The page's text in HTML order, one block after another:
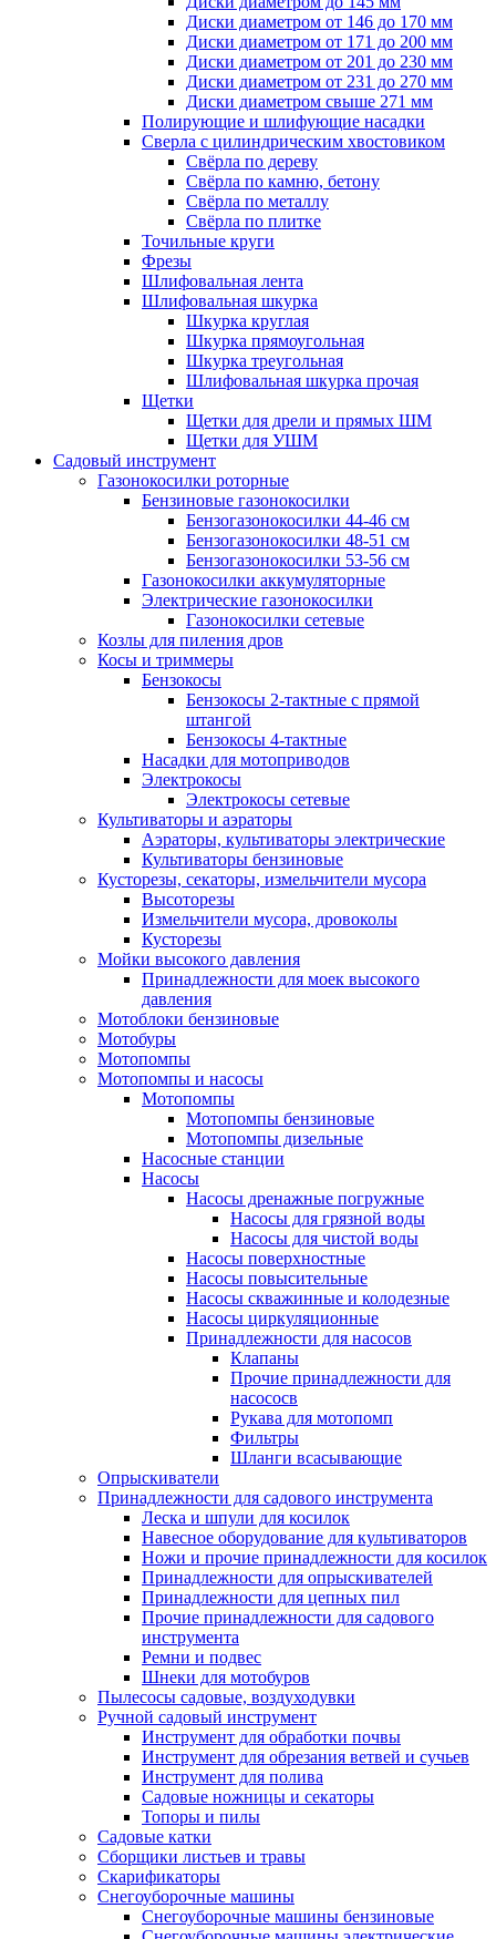
Диски диаметром от 146 до 170 мм
Диски диаметром от 171 до 200 мм
Диски диаметром от 201 до 230 мм
Диски диаметром от 231 до 270 мм
Диски диаметром свыше 271 мм
Полирующие и шлифующие насадки
Сверла с цилиндрическим хвостовиком
Свёрла по дереву
Свёрла по камню, бетону
Свёрла по металлу
Свёрла по плитке
Точильные круги
Фрезы
Шлифовальная лента
Шлифовальная шкурка
Шкурка круглая
Шкурка прямоугольная
Шкурка треугольная
Шлифовальная шкурка прочая
Щетки
Щетки для дрели и прямых ШМ
Щетки для УШМ
Садовый инструмент
Газонокосилки роторные
Бензиновые газонокосилки
Бензогазонокосилки 44-46 см
Бензогазонокосилки 48-51 см
Бензогазонокосилки 53-56 см
Газонокосилки аккумуляторные
Электрические газонокосилки
Газонокосилки сетевые
Козлы для пиления дров
Косы и триммеры
Бензокосы
Бензокосы 2-тактные с прямой
штангой
Бензокосы 4-тактные
Насадки для мотоприводов
Электрокосы
Электрокосы сетевые
Культиваторы и аэраторы
Аэраторы, культиваторы электрические
Культиваторы бензиновые
Кусторезы, секаторы, измельчители мусора
Высоторезы
Измельчители мусора, дровоколы
Кусторезы
Мойки высокого давления
Принадлежности для моек высокого
давления
Мотоблоки бензиновые
Мотобуры
Мотопомпы
Мотопомпы и насосы
Мотопомпы
Мотопомпы бензиновые
Мотопомпы дизельные
Насосные станции
Насосы
Насосы дренажные погружные
Насосы для грязной воды
Насосы для чистой воды
Насосы поверхностные
Насосы повысительные
Насосы скважинные и колодезные
Насосы циркуляционные
Принадлежности для насосов
Клапаны
Прочие принадлежности для
насососв
Рукава для мотопомп
Фильтры
Шланги всасывающие
Опрыскиватели
Принадлежности для садового инструмента
Леска и шпули для косилок
Навесное оборудование для культиваторов
Ножи и прочие принадлежности для косилок
Принадлежности для опрыскивателей
Принадлежности для цепных пил
Прочие принадлежности для садового
инструмента
Ремни и подвес
Шнеки для мотобуров
Пылесосы садовые, воздуходувки
Ручной садовый инструмент
Инструмент для обработки почвы
Инструмент для обрезания ветвей и сучьев
Инструмент для полива
Садовые ножницы и секаторы
Топоры и пилы
Садовые катки
Сборщики листьев и травы
Скарификаторы
Снегоуборочные машины
Снегоуборочные машины бензиновые